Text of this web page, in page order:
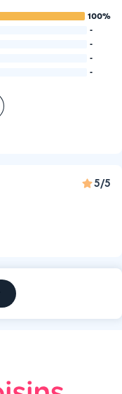
100%
-
-
-
-
5/5